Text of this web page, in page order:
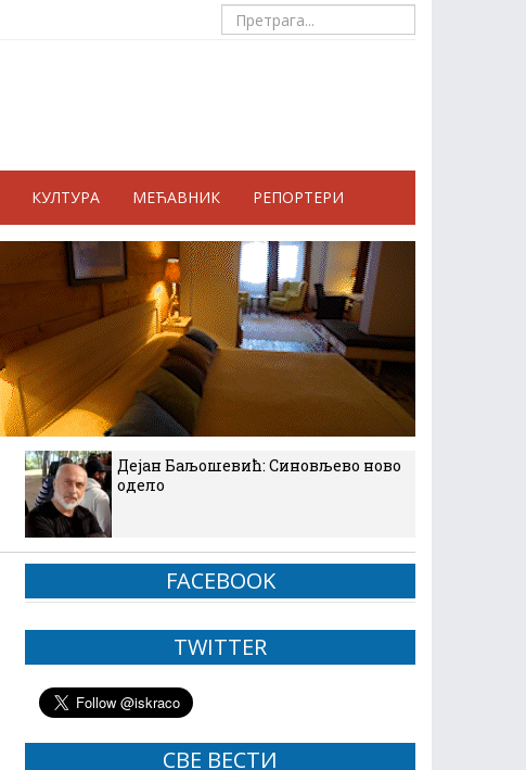
КУЛТУРА МЕЋАВНИК РЕПОРТЕРИ
Дејан Баљошевић: Синовљево ново
одело
FACEBOOK
TWITTER
СВЕ ВЕСТИ